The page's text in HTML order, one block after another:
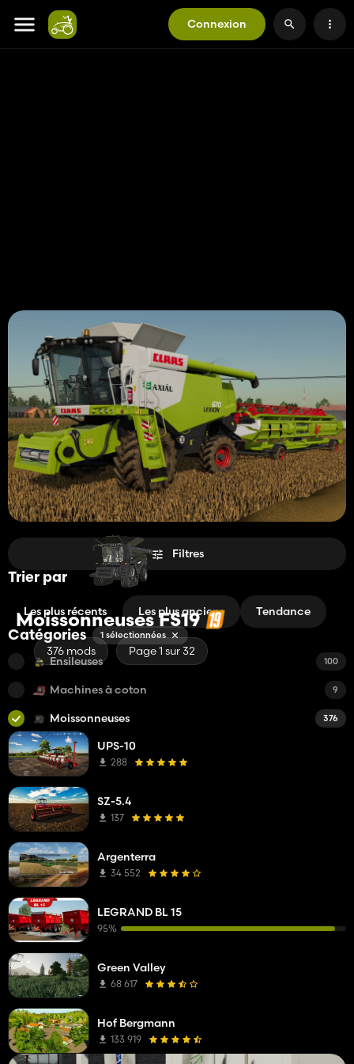
Connexion
Moissonneuses FS19
376 mods Page 1 sur 32
Filtres
Trier par
Les plus récents Les plus anciens Tendance
Catégories 1 sélectionnées
Ensileuses 100
Machines à coton 9
Moissonneuses 376
UPS-10
288
SZ-5.4
137
Argenterra
34 552
LEGRAND BL 15
95%
Green Valley
68 617
Hof Bergmann
133 919